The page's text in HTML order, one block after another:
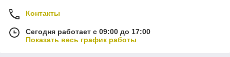
Контакты
Сегодня работает с 09:00 до 17:00
Показать весь график работы